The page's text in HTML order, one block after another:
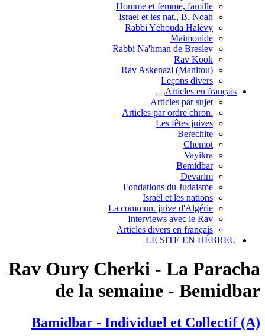
Homme et femme, famille
Israel et les nat., B. Noah
Rabbi Yéhouda Halévy
Maimonide
Rabbi Na'hman de Breslev
Rav Kook
(Rav Askenazi (Manitou
Leçons divers
Articles en français
Articles par sujet
.Articles par ordre chron
Les fêtes juives
Berechite
Chemot
Vayikra
Bemidbar
Devarim
Fondations du Judaisme
Israël et les nations
La commun. juive d'Algérie
Interviews avec le Rav
Articles divers en français
LE SITE EN HÉBREU
Rav Oury Cherki - La Paracha
de la semaine - Bemidbar
Bamidbar - Individuel et Collectif (A)